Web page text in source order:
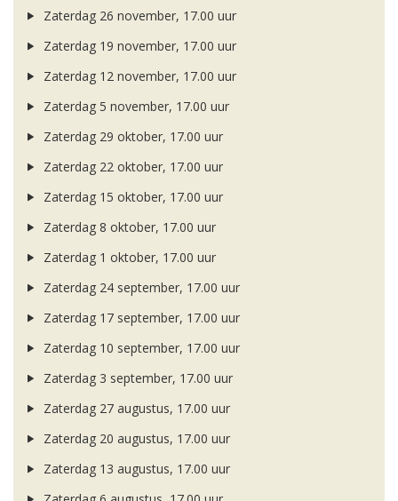
Zaterdag 26 november, 17.00 uur
Zaterdag 19 november, 17.00 uur
Zaterdag 12 november, 17.00 uur
Zaterdag 5 november, 17.00 uur
Zaterdag 29 oktober, 17.00 uur
Zaterdag 22 oktober, 17.00 uur
Zaterdag 15 oktober, 17.00 uur
Zaterdag 8 oktober, 17.00 uur
Zaterdag 1 oktober, 17.00 uur
Zaterdag 24 september, 17.00 uur
Zaterdag 17 september, 17.00 uur
Zaterdag 10 september, 17.00 uur
Zaterdag 3 september, 17.00 uur
Zaterdag 27 augustus, 17.00 uur
Zaterdag 20 augustus, 17.00 uur
Zaterdag 13 augustus, 17.00 uur